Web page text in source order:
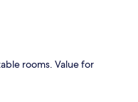
rooms. Value for